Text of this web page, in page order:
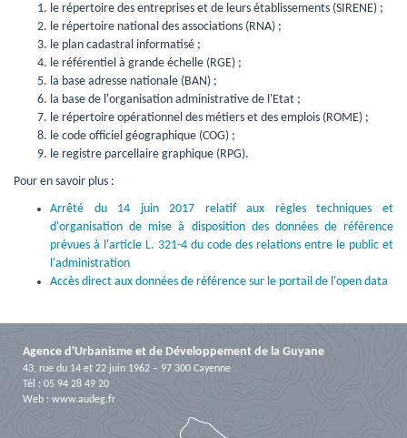
le répertoire des entreprises et de leurs établissements (SIRENE) ;
le répertoire national des associations (RNA) ;
le plan cadastral informatisé ;
le référentiel à grande échelle (RGE) ;
la base adresse nationale (BAN) ;
la base de l'organisation administrative de l'Etat ;
le répertoire opérationnel des métiers et des emplois (ROME) ;
le code officiel géographique (COG) ;
le registre parcellaire graphique (RPG).
Pour en savoir plus :
Arrêté du 14 juin 2017 relatif aux règles techniques et
d'organisation de mise à disposition des données de référence
prévues à l'article L. 321-4 du code des relations entre le public et
l'administration
Accès direct aux données de référence sur le portail de l'open data
Agence d'Urbanisme et de Développement de la Guyane
43, rue du 14 et 22 juin 1962 – 97 300 Cayenne
Tél : 05 94 28 49 20
Web : www.audeg.fr